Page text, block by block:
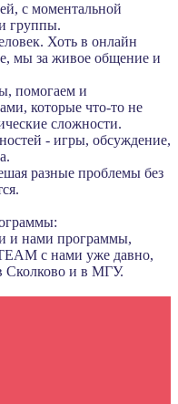
с моментальной
группы.
Хоть в онлайн
мы за живое общение и
помогаем и
которые что-то не
сложности.
- игры, обсуждение,
разные проблемы без
и нами программы,
с нами уже давно,
Сколково и в МГУ.